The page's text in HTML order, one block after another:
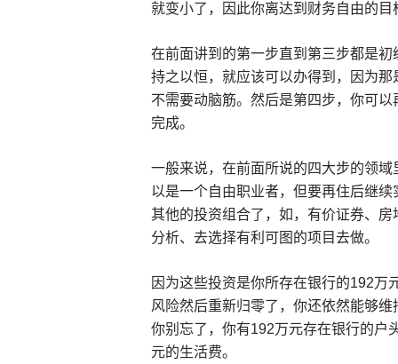
就变小了，因此你离达到财务自由的目
在前面讲到的第一步直到第三步都是
持之以恒，就应该可以办得到，因为
不需要动脑筋。然后是第四步，你可
完成。
一般来说，在前面所说的四大步的领
以是一个自由职业者，但要再住后继
其他的投资组合了，如，有价证券、
分析、去选择有利可图的项目去做。
因为这些投资是你所存在银行的192万
风险然后重新归零了，你还依然能够
你别忘了，你有192万元存在银行的户
元的生活费。